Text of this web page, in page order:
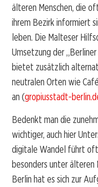
älteren Menschen, die
ihrem Bezirk informiert
leben. Die Malteser
Umsetzung der
bietet zusätzlich
neutralen Orten wie
an (gropiusstadt-
Bedenkt man die
wichtiger, auch hier
digitale Wandel führt
besonders unter älteren
Berlin hat es sich zur